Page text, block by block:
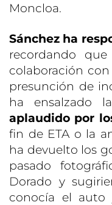
Moncloa.
Sánchez ha
recordando que
colaboración
presunción de
ha ensalzado
aplaudido por
fin de ETA o la
ha devuelto los
pasado
Dorado y
conocía el